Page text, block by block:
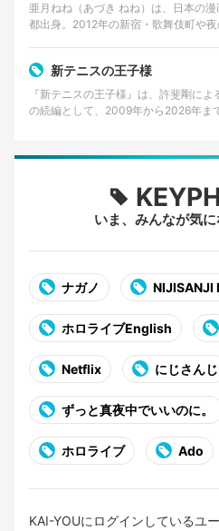
亜月ねね（あづき ねね）は、日本の
都出身。2012年の新宿・歌舞伎町や
新テニスの王子様
『新テニスの王子様』は、許斐剛によ
の続編として、2009年から2026年ま
いま、みんなが気
ナガノ NIJISANJI
ホロライブEnglish
Netflix にじさんじ
ずっと真夜中でいいのに。
ホロライブ Ado
KAI-YOUにログインしているユ